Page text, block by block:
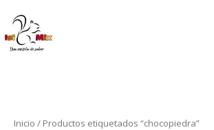
contenido
Inicio / Productos etiquetados “chocopiedra”